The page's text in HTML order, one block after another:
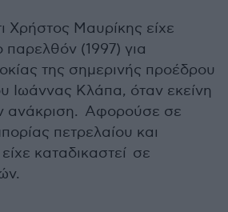
Χρήστος Μαυρίκης είχε
παρελθόν (1997) για
της σημερινής προέδρου
Ιωάννας Κλάπα, όταν εκείνη
ανάκριση. Αφορούσε σε
πετρελαίου και
καταδικαστεί σε